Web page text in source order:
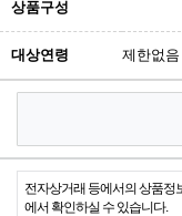
상품구성
대상연령 제한없음
전자상거래 등에서의 상품정
에서 확인하실 수 있습니다.